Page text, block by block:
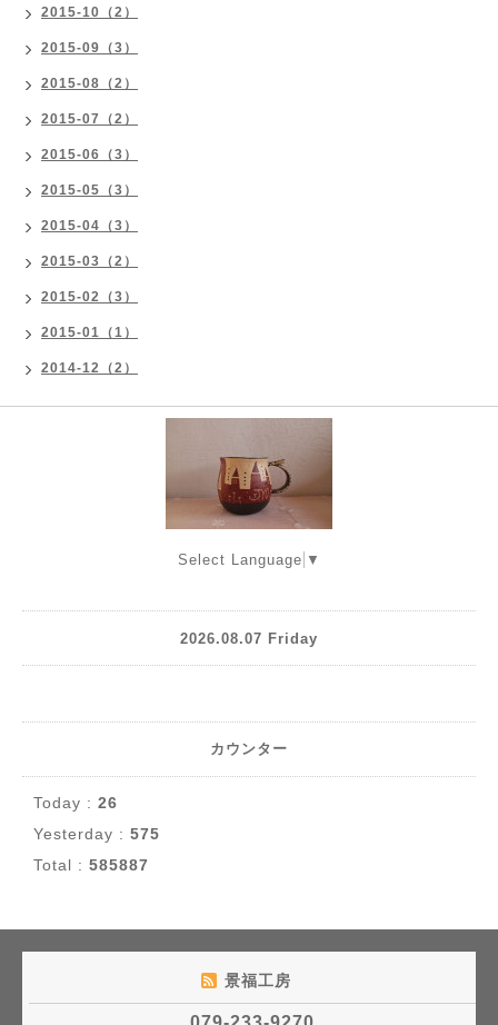
2015-10（2）
2015-09（3）
2015-08（2）
2015-07（2）
2015-06（3）
2015-05（3）
2015-04（3）
2015-03（2）
2015-02（3）
2015-01（1）
2014-12（2）
Select Language ▼
2026.08.07 Friday
カウンター
Today : 26
Yesterday : 575
Total : 585887
景福工房